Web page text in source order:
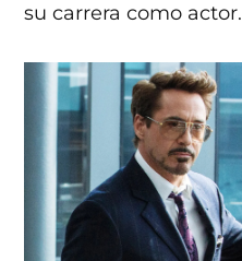
su carrera como actor.